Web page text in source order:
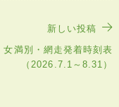
新しい投稿
女満別・網走発着時刻表
（2026.7.1～8.31）